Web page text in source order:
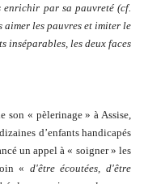
enrichir par sa pauvreté (cf.
aimer les pauvres et imiter le
inséparables, les deux faces
son « pèlerinage » à Assise,
d’enfants handicapés
un appel à « soigner » les
« d'être écoutées, d'être